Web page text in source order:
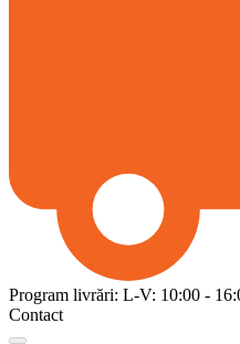
Program livrări: L-V: 10:00 -
Contact